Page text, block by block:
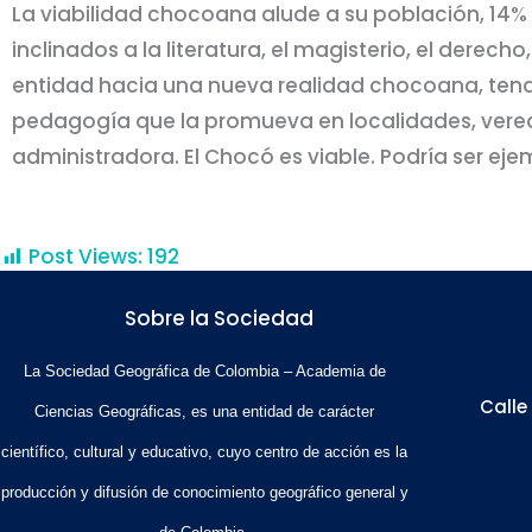
La viabilidad chocoana alude a su población,
inclinados a la literatura, el magisterio, el
entidad hacia una nueva realidad chocoana,
pedagogía que la promueva en localidades,
administradora. El Chocó es viable. Podría ser
Post Views: 192
Sobre la Sociedad
La Sociedad Geográfica de Colombia – Academia de
Ciencias Geográficas, es una entidad de carácter
científico, cultural y educativo, cuyo centro de acción es la
producción y difusión de conocimiento geográfico general y
Calle